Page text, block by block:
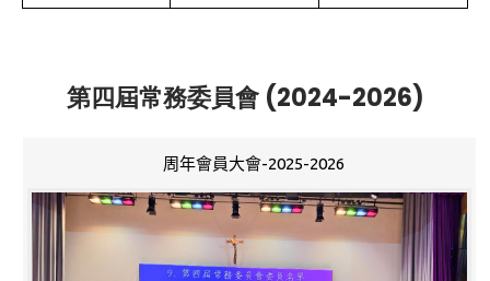
第四屆常務委員會 (2024-2026)
周年會員大會-2025-2026